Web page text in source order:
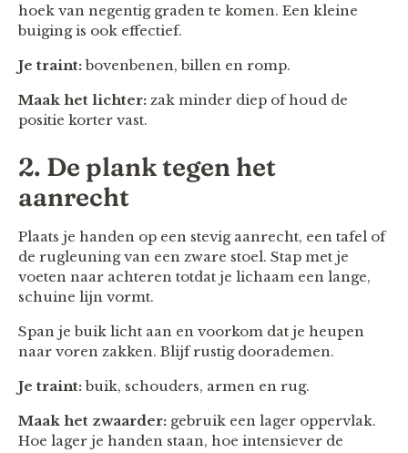
hoek van negentig graden te komen. Een kleine
buiging is ook effectief.
Je traint:bovenbenen, billen en romp.
Maak het lichter: zak minder diep of houd de
positie korter vast.
2. De plank tegen het
aanrecht
Plaats je handen op een stevig aanrecht, een tafel of
de rugleuning van een zware stoel. Stap met je
voeten naar achteren totdat je lichaam een lange,
schuine lijn vormt.
Span je buik licht aan en voorkom dat je heupen
naar voren zakken. Blijf rustig doorademen.
Je traint:buik, schouders, armen en rug.
Maak het zwaarder: gebruik een lager oppervlak.
Hoe lager je handen staan, hoe intensiever de